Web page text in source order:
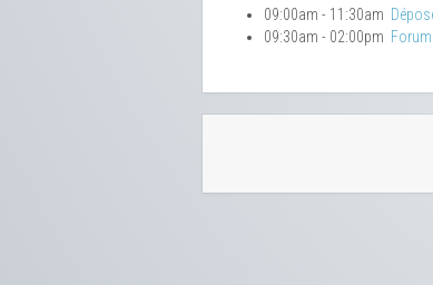
09:00am - 11:30am
09:30am - 02:00pm